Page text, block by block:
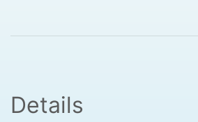
Details